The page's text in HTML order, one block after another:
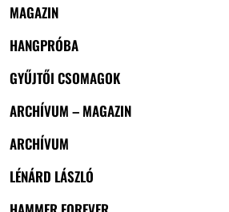
MAGAZIN
HANGPRÓBA
GYŰJTŐI CSOMAGOK
ARCHÍVUM – MAGAZIN
ARCHÍVUM
LÉNÁRD LÁSZLÓ